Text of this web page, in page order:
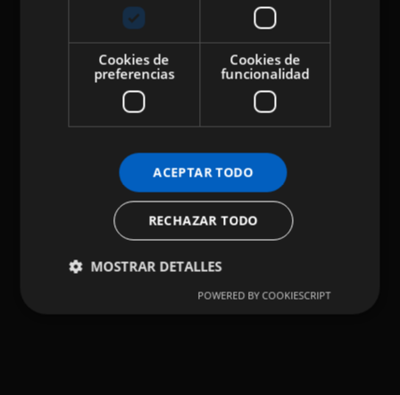
Cookies de
preferencias
Cookies de
funcionalidad
ACEPTAR TODO
RECHAZAR TODO
MOSTRAR DETALLES
POWERED BY COOKIESCRIPT